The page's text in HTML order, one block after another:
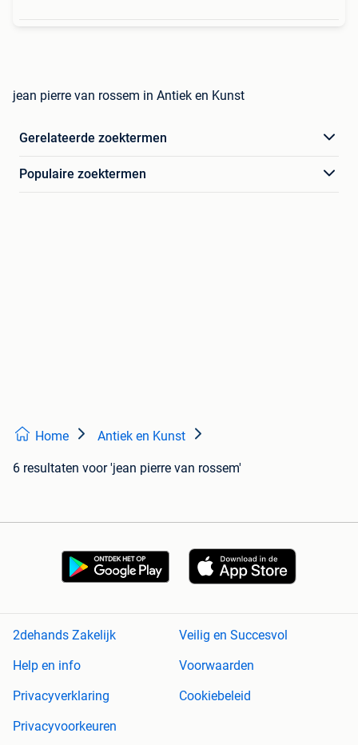
jean pierre van rossem in Antiek en Kunst
Gerelateerde zoektermen
Populaire zoektermen
Home Antiek en Kunst
6 resultaten voor 'jean pierre van rossem'
2dehands Zakelijk
Veilig en Succesvol
Help en info
Voorwaarden
Privacyverklaring
Cookiebeleid
Privacyvoorkeuren